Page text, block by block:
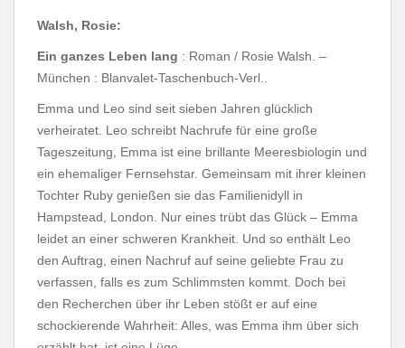
Walsh, Rosie:
Ein ganzes Leben lang : Roman / Rosie Walsh. –
München : Blanvalet-Taschenbuch-Verl..
Emma und Leo sind seit sieben Jahren glücklich
verheiratet. Leo schreibt Nachrufe für eine große
Tageszeitung, Emma ist eine brillante Meeresbiologin und
ein ehemaliger Fernsehstar. Gemeinsam mit ihrer kleinen
Tochter Ruby genießen sie das Familienidyll in
Hampstead, London. Nur eines trübt das Glück – Emma
leidet an einer schweren Krankheit. Und so enthält Leo
den Auftrag, einen Nachruf auf seine geliebte Frau zu
verfassen, falls es zum Schlimmsten kommt. Doch bei
den Recherchen über ihr Leben stößt er auf eine
schockierende Wahrheit: Alles, was Emma ihm über sich